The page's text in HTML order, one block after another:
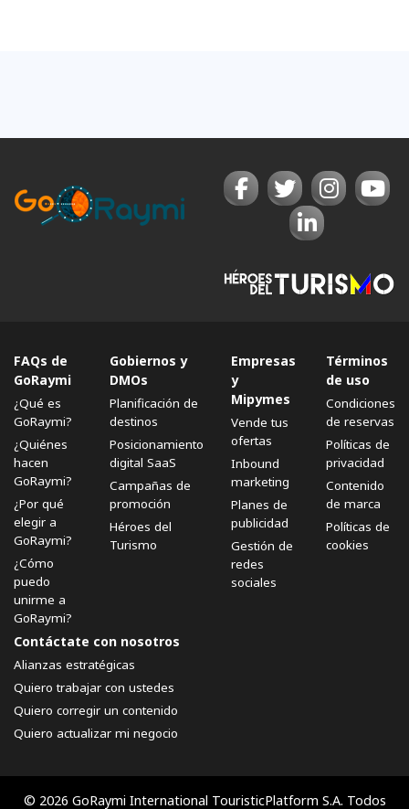
FAQs de
GoRaymi
¿Qué es
GoRaymi?
¿Quiénes
hacen
GoRaymi?
¿Por qué
elegir a
GoRaymi?
¿Cómo
puedo
unirme a
GoRaymi?
Gobiernos y
DMOs
Planificación de
destinos
Posicionamiento
digital SaaS
Campañas de
promoción
Héroes del
Turismo
Empresas
y
Mipymes
Vende tus
ofertas
Inbound
marketing
Planes de
publicidad
Gestión de
redes
sociales
Términos
de uso
Condiciones
de reservas
Políticas de
privacidad
Contenido
de marca
Políticas de
cookies
Contáctate con nosotros
Alianzas estratégicas
Quiero trabajar con ustedes
Quiero corregir un contenido
Quiero actualizar mi negocio
© 2026 GoRaymi International TouristicPlatform S.A. Todos